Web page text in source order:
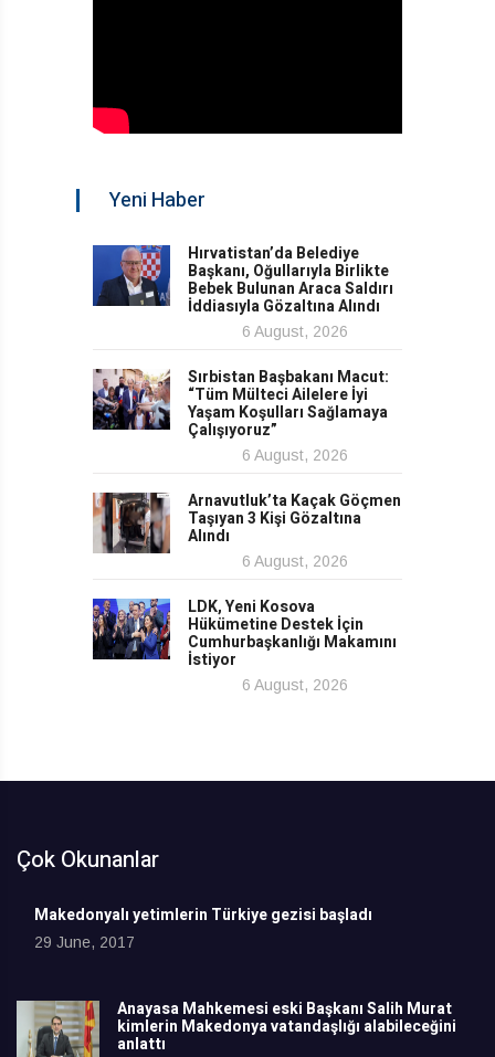
Yeni Haber
Hırvatistan’da Belediye
Başkanı, Oğullarıyla Birlikte
Bebek Bulunan Araca Saldırı
İddiasıyla Gözaltına Alındı
6 August, 2026
Sırbistan Başbakanı Macut:
“Tüm Mülteci Ailelere İyi
Yaşam Koşulları Sağlamaya
Çalışıyoruz”
6 August, 2026
Arnavutluk’ta Kaçak Göçmen
Taşıyan 3 Kişi Gözaltına
Alındı
6 August, 2026
LDK, Yeni Kosova
Hükümetine Destek İçin
Cumhurbaşkanlığı Makamını
İstiyor
6 August, 2026
Çok Okunanlar
Makedonyalı yetimlerin Türkiye gezisi başladı
29 June, 2017
Anayasa Mahkemesi eski Başkanı Salih Murat
kimlerin Makedonya vatandaşlığı alabileceğini
anlattı